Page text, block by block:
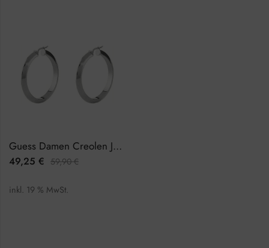
Guess Damen Creolen JUBE04194JWRHTU
49,25 € 59,90€
inkl. 19 % MwSt.